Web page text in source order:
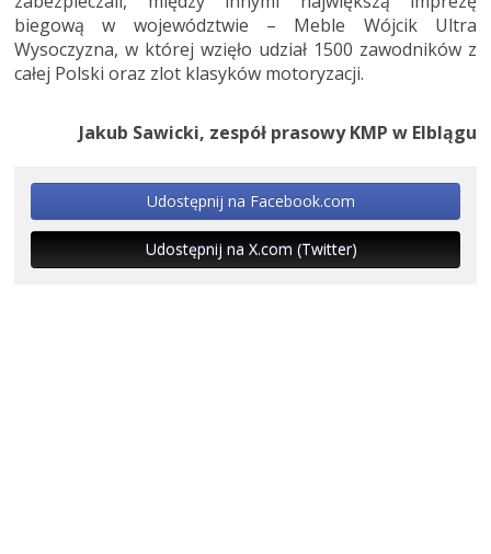
biegową w województwie – Meble Wójcik Ultra
Wysoczyzna, w której wzięło udział 1500 zawodników z
całej Polski oraz zlot klasyków motoryzacji.
Jakub Sawicki, zespół prasowy KMP w Elblągu
Udostępnij na Facebook.com
Udostępnij na X.com (Twitter)